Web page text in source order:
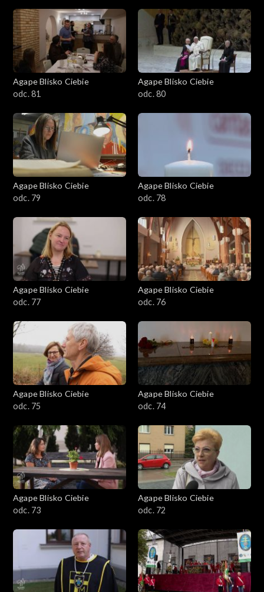
Agape Blisko Ciebie
odc. 81
Agape Blisko Ciebie
odc. 80
Agape Blisko Ciebie
odc. 79
Agape Blisko Ciebie
odc. 78
Agape Blisko Ciebie
odc. 77
Agape Blisko Ciebie
odc. 76
Agape Blisko Ciebie
odc. 75
Agape Blisko Ciebie
odc. 74
Agape Blisko Ciebie
odc. 73
Agape Blisko Ciebie
odc. 72